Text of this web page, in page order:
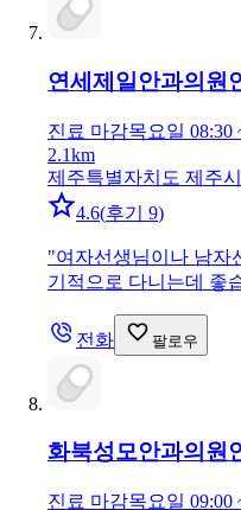
연세제일안과의원
진료 마감목요일 08:30
2.1km
제주특별자치도 제주
4.6(후기 9)
"여자선생님이나 남자
기적으로 다니는데 좋
전화 팔로우
화북성모안과의원
진료 마감목요일 09:00